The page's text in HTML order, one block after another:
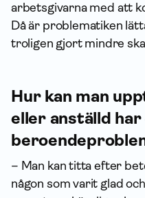
arbetsgivarna med att
Då är problematiken
troligen gjort mindre
Hur kan man
eller anställd har
– Man kan titta efter
någon som varit glad